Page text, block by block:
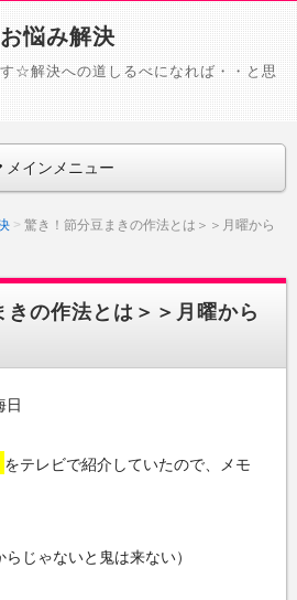
悩み解決
☆解決への道しるべになれば・・と思
メインメニュー
驚き！節分豆まきの作法とは＞＞月曜から
きの作法とは＞＞月曜から
日
をテレビで紹介していたので、メモ
じゃないと鬼は来ない）